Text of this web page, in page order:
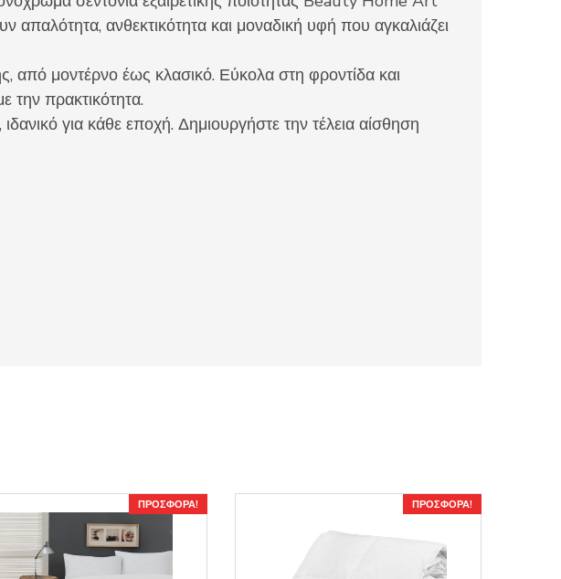
ανθεκτικότητα και μοναδική υφή που αγκαλιάζει
από μοντέρνο έως κλασικό. Εύκολα στη φροντίδα και
την πρακτικότητα.
για κάθε εποχή. Δημιουργήστε την τέλεια αίσθηση
ΠΡΟΣΦΟΡΆ! ΠΡΟΣΦΟΡΆ!